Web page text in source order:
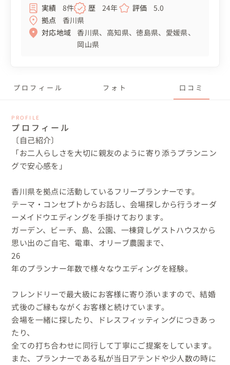
実績 8件 歴 24年 評価
5.0
拠点
香川県
対応地域
香川県 高知県 徳島県
愛媛県
岡山県
プロフィール フォト 口コミ
PROFILE
プロフィール
〔自己紹介〕
「お二人らしさを大切に親友のように寄り添うプランニン
グで安心感を」
香川県を拠点に活動しているフリープランナーです。
テーマ・コンセプトからお話し、会場探しから行うオーダ
ーメイドウエディングを手掛けております。
ガーデン、ビーチ、島、公園、一棟貸しゲストハウスから
思い出のご自宅、電車、オリーブ農園まで、
26
年のプランナー年数で様々なウエディングを経験。
フレンドリーで最大級にお客様に寄り添いますので、結婚
式後のご縁もながくお客様と続けています。
会場を一緒に探したり、ドレスフィッティングにつきあっ
たり、
全ての打ち合わせに同行して丁寧にご提案をしています。
また、プランナーである私が当日アテンドや少人数の時に